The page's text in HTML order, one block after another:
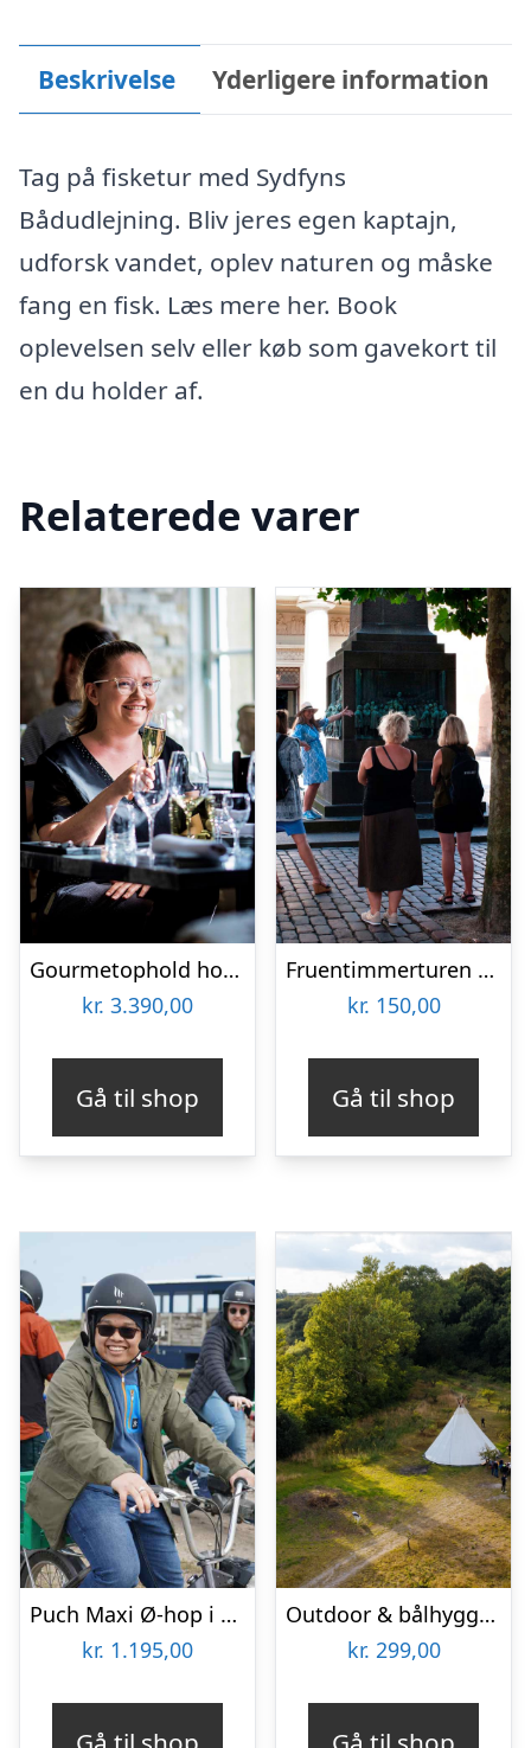
Beskrivelse Yderligere information
Tag på fisketur med Sydfyns
Bådudlejning. Bliv jeres egen kaptajn,
udforsk vandet, oplev naturen og måske
fang en fisk. Læs mere her. Book
oplevelsen selv eller køb som gavekort til
en du holder af.
Relaterede varer
Gourmetophold hos Fladbro Kro
kr. 3.390,00
Gå til shop
Fruentimmerturen – en byvandring i København
kr. 150,00
Gå til shop
Puch Maxi Ø-hop i Limfjorden med Maxitours
kr. 1.195,00
Outdoor & bålhygge i lavvu med SeaRangers
kr. 299,00